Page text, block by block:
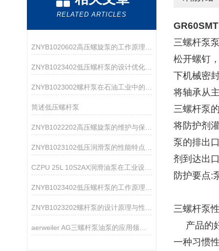
RELATED ARTICLES
ZNYB1023402低压螺杆泵的设计优化与改进
简述低压螺杆泵
三螺杆泵
松开螺钉
下机械密
将轴承从
三螺杆泵
将防护剂
泵的排出
剂到达出
防护要点:
三螺杆泵
产品的好
一种习惯